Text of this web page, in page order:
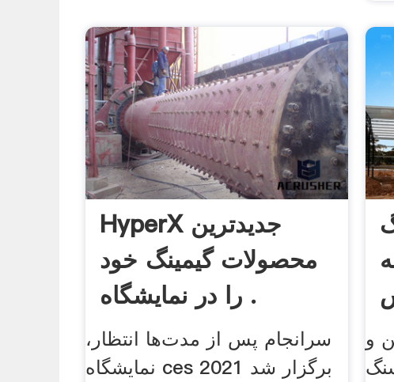
HyperX جدیدترین
محصولات گیمینگ خود
را در نمایشگاه .
سرانجام پس از مدت‌ها انتظار،
نمایشگاه ces 2021 برگزار شد
و